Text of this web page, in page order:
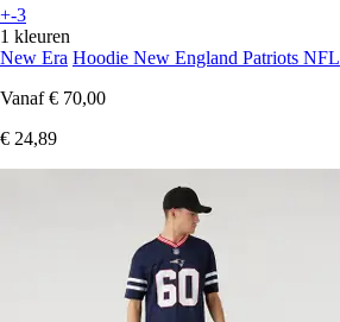
+-3
1 kleuren
New Era Hoodie New England Patriots NFL
Vanaf € 70,00
€ 24,89